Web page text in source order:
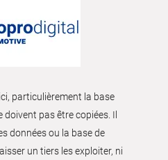
particulièrement la base
doivent pas être copiées. Il
données ou la base de
un tiers les exploiter, ni